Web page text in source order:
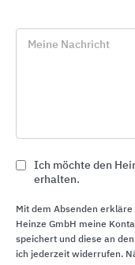
Downloads
Produktinfos
für Fassaden-
Meine Nachricht
Ich möchte den
erhalten.
Mit dem Absenden
Heinze GmbH meine
speichert und diese an
ich jederzeit widerrufen.